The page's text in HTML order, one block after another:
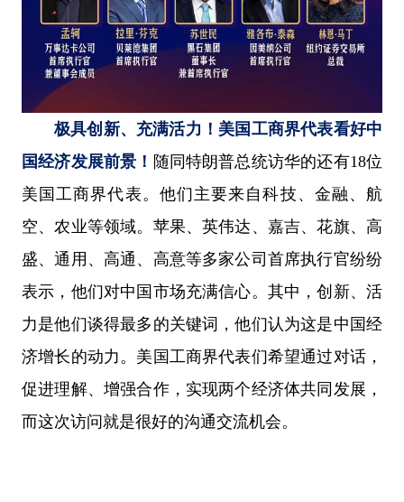
极具创新、充满活力！美国工商界代表看好中
国经济发展前景！ 随同特朗普总统访华的还有18位
美国工商界代表。他们主要来自科技、金融、航
空、农业等领域。苹果、英伟达、嘉吉、花旗、高
盛、通用、高通、高意等多家公司首席执行官纷纷
表示，他们对中国市场充满信心。其中，创新、活
力是他们谈得最多的关键词，他们认为这是中国经
济增长的动力。美国工商界代表们希望通过对话，
促进理解、增强合作，实现两个经济体共同发展，
而这次访问就是很好的沟通交流机会。